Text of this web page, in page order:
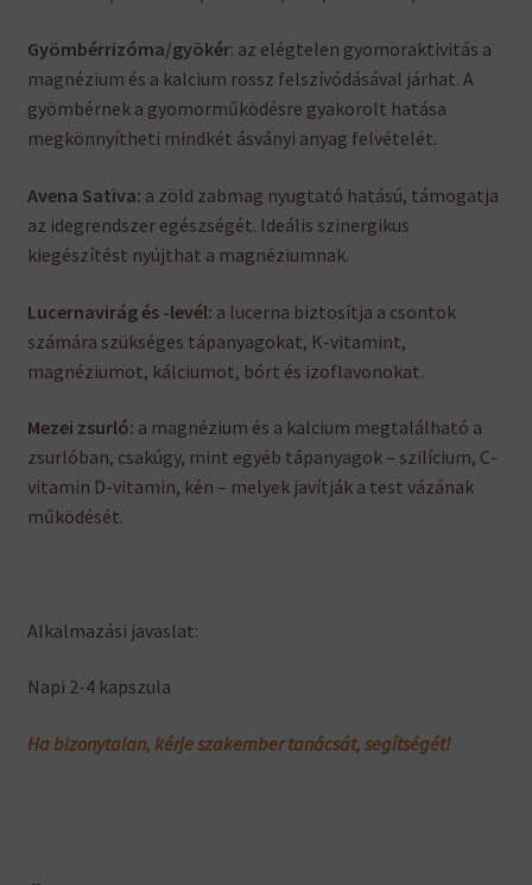
Gyömbérrizóma/gyökér: az elégtelen gyomoraktivitás a
magnézium és a kalcium rossz felszívódásával járhat. A
gyömbérnek a gyomorműködésre gyakorolt hatása
megkönnyítheti mindkét ásványi anyag felvételét.
Avena Sativa: a zöld zabmag nyugtató hatású, támogatja
az idegrendszer egészségét. Ideális szinergikus
kiegészítést nyújthat a magnéziumnak.
Lucernavirág és -levél: a lucerna biztosítja a csontok
számára szükséges tápanyagokat, K-vitamint,
magnéziumot, kálciumot, bórt és izoflavonokat.
Mezei zsurló: a magnézium és a kalcium megtalálható a
zsurlóban, csakúgy, mint egyéb tápanyagok – szilícium, C-
vitamin D-vitamin, kén – melyek javítják a test vázának
működését.
Alkalmazási javaslat:
Napi 2-4 kapszula
Ha bizonytalan, kérje szakember tanácsát, segítségét!